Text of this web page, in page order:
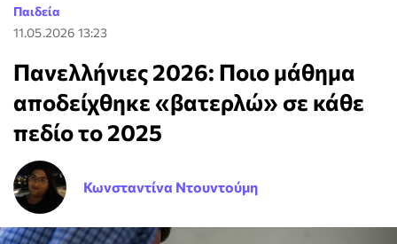
Παιδεία
11.05.2026 13:23
Πανελλήνιες 2026: Ποιο μάθημα
αποδείχθηκε «βατερλώ» σε κάθε
πεδίο το 2025
Κωνσταντίνα Ντουντούμη